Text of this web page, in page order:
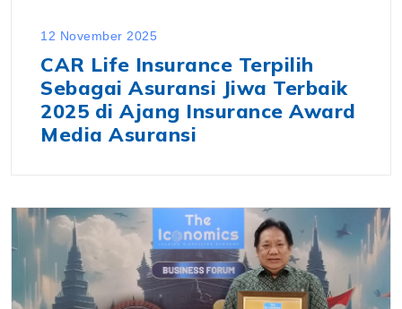
12 November 2025
CAR Life Insurance Terpilih
Sebagai Asuransi Jiwa Terbaik
2025 di Ajang Insurance Award
Media Asuransi